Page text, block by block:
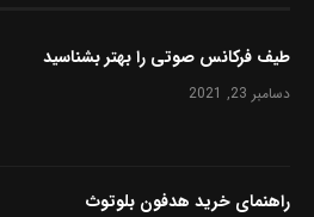
طیف فرکانس صوتی را بهتر بشناسید
دسامبر 23, 2021
راهنمای خرید هدفون بلوتوث